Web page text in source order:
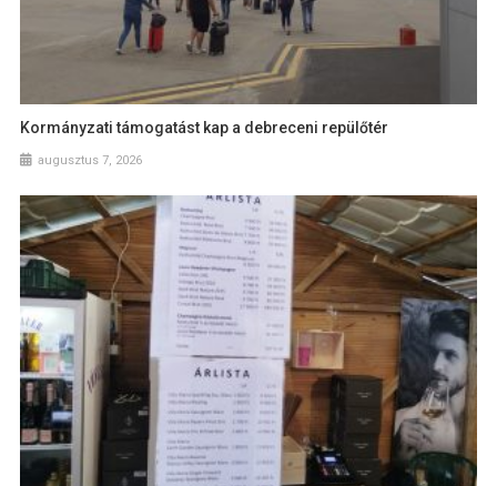
Kormányzati támogatást kap a debreceni repülőtér
augusztus 7, 2026